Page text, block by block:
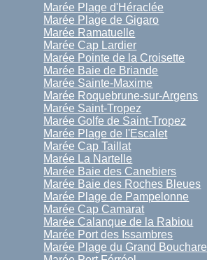
Marée Plage d'Héraclée
Marée Plage de Gigaro
Marée Ramatuelle
Marée Cap Lardier
Marée Pointe de la Croisette
Marée Baie de Briande
Marée Sainte-Maxime
Marée Roquebrune-sur-Argens
Marée Saint-Tropez
Marée Golfe de Saint-Tropez
Marée Plage de l'Escalet
Marée Cap Taillat
Marée La Nartelle
Marée Baie des Canebiers
Marée Baie des Roches Bleues
Marée Plage de Pampelonne
Marée Cap Camarat
Marée Calanque de la Rabiou
Marée Port des Issambres
Marée Plage du Grand Boucharel